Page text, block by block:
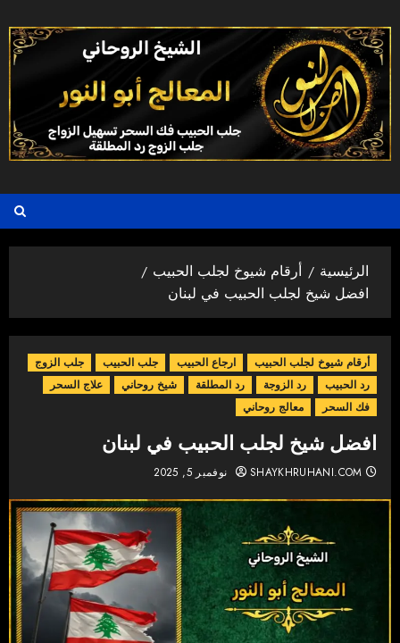
إلى
المحتوى
الرئيسية
أرقام شيوخ لجلب الحبيب
افضل شيخ لجلب الحبيب في لبنان
أرقام شيوخ لجلب الحبيب ارجاع الحبيب جلب الحبيب
جلب الزوج
رد الحبيب
رد الزوجة رد المطلقة شيخ روحاني
علاج السحر
فك السحر
معالج روحاني
افضل شيخ لجلب الحبيب في لبنان
SHAYKHRUHANI.COM نوفمبر 5, 2025